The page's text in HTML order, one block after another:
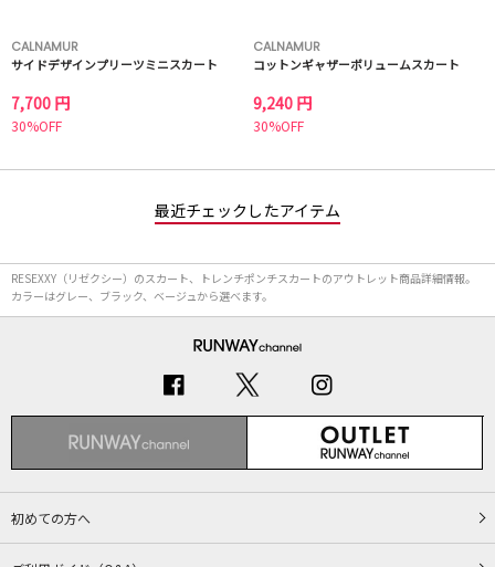
CALNAMUR
サイドデザインプリーツミニスカート
7,700 円
30%OFF
CALNAMUR
コットンギャザーボリュームスカート
9,240 円
30%OFF
最近チェックしたアイテム
RESEXXY（リゼクシー）のスカート、トレンチポンチスカートのアウトレット商品詳細情報。
カラーはグレー、ブラック、ベージュから選べます。
初めての方へ